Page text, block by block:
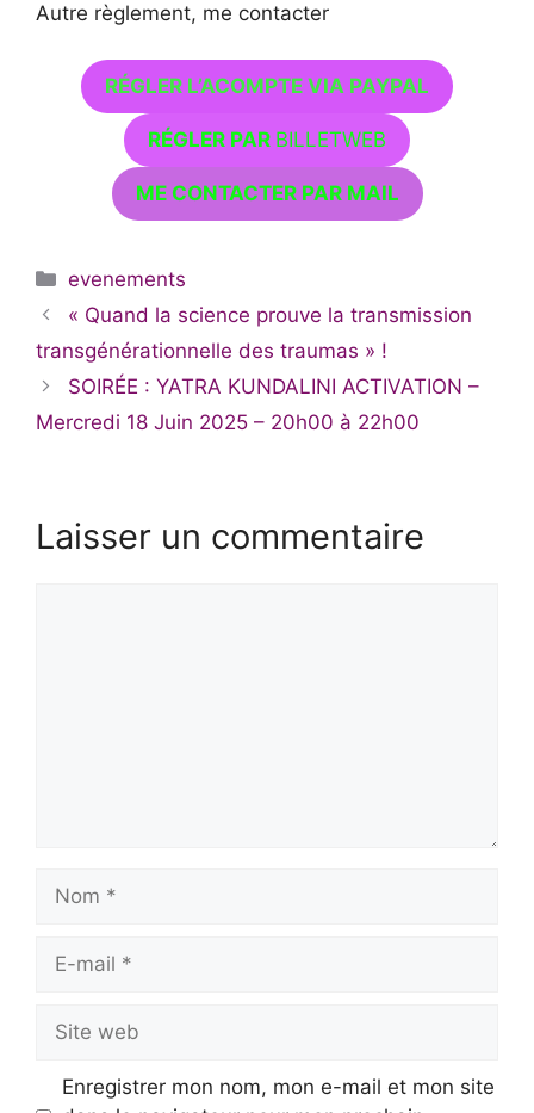
Autre règlement, me contacter
RÉGLER L’ACOMPTE VIA PAYPAL
RÉGLER PAR BILLETWEB
ME CONTACTER PAR MAIL
Catégories
evenements
« Quand la science prouve la transmission
transgénérationnelle des traumas » !
SOIRÉE : YATRA KUNDALINI ACTIVATION –
Mercredi 18 Juin 2025 – 20h00 à 22h00
Laisser un commentaire
mail
web
Enregistrer mon nom, mon e-mail et mon site